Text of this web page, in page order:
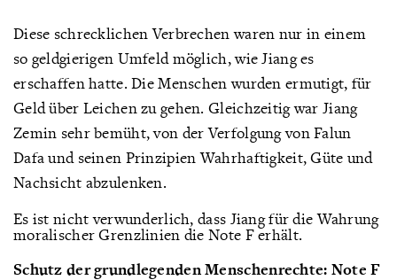
Diese schrecklichen Verbrechen waren nur in einem
so geldgierigen Umfeld möglich, wie Jiang es
erschaffen hatte. Die Menschen wurden ermutigt, für
Geld über Leichen zu gehen. Gleichzeitig war Jiang
Zemin sehr bemüht, von der Verfolgung von Falun
Dafa und seinen Prinzipien Wahrhaftigkeit, Güte und
Nachsicht abzulenken.
Es ist nicht verwunderlich, dass Jiang für die Wahrung
moralischer Grenzlinien die Note F erhält.
Schutz der grundlegenden Menschenrechte: Note F